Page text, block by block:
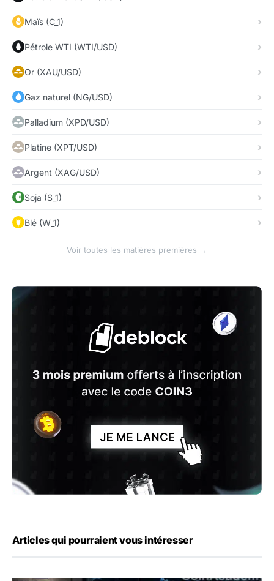
Maïs (C_1)
Pétrole WTI (WTI/USD)
Or (XAU/USD)
Gaz naturel (NG/USD)
Palladium (XPD/USD)
Platine (XPT/USD)
Argent (XAG/USD)
Soja (S_1)
Blé (W_1)
Voir toutes les matières premières →
Articles qui pourraient vous intéresser